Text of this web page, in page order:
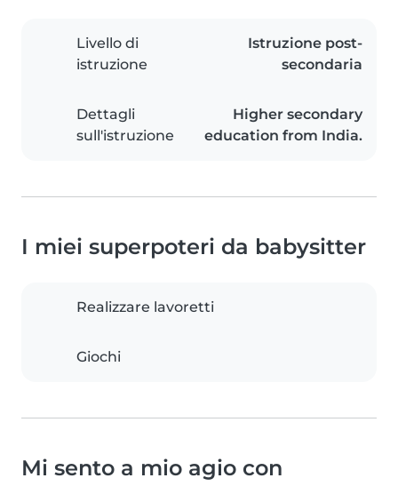
Livello di
istruzione
Istruzione post-
secondaria
Dettagli
sull'istruzione
Higher secondary
education from India.
I miei superpoteri da babysitter
Realizzare lavoretti
Giochi
Mi sento a mio agio con